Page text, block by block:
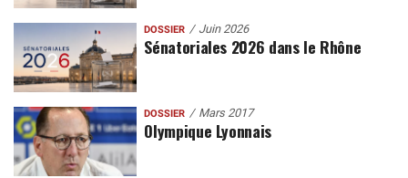
DOSSIER Juin 2026
Sénatoriales 2026 dans le Rhône
DOSSIER Mars 2017
Olympique Lyonnais